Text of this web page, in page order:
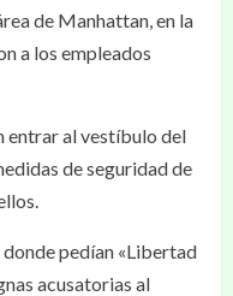
de Manhattan, en la
a los empleados
entrar al vestíbulo del
de seguridad de
pedían «Libertad
acusatorias al